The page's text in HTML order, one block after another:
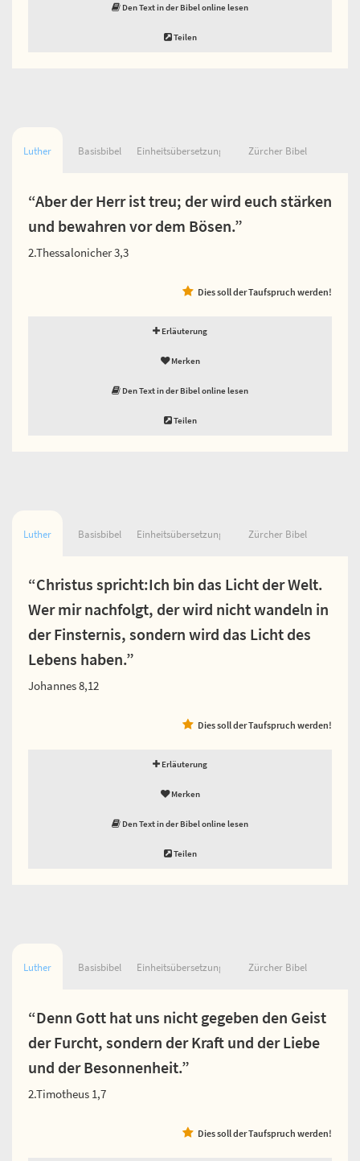
Den Text in der Bibel online lesen
Teilen
Luther Basisbibel Einheitsübersetzung Zürcher Bibel
“Aber der Herr ist treu; der wird euch stärken
und bewahren vor dem Bösen.”
2.Thessalonicher 3,3
Dies soll der Taufspruch werden!
Erläuterung
Merken
Den Text in der Bibel online lesen
Teilen
Luther Basisbibel Einheitsübersetzung Zürcher Bibel
“Christus spricht:Ich bin das Licht der Welt.
Wer mir nachfolgt, der wird nicht wandeln in
der Finsternis, sondern wird das Licht des
Lebens haben.”
Johannes 8,12
Dies soll der Taufspruch werden!
Erläuterung
Merken
Den Text in der Bibel online lesen
Teilen
Luther Basisbibel Einheitsübersetzung Zürcher Bibel
“Denn Gott hat uns nicht gegeben den Geist
der Furcht, sondern der Kraft und der Liebe
und der Besonnenheit.”
2.Timotheus 1,7
Dies soll der Taufspruch werden!